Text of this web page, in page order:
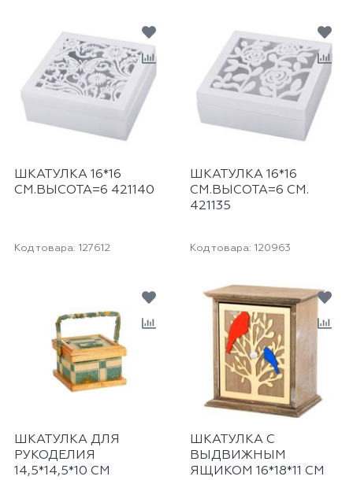
ШКАТУЛКА 16*16
СМ.ВЫСОТА=6 421140
ШКАТУЛКА 16*16
СМ.ВЫСОТА=6 СМ.
421135
Код товара: 127612
ШКАТУЛКА ДЛЯ
РУКОДЕЛИЯ
14,5*14,5*10 СМ
Код товара: 120963
ШКАТУЛКА С
ВЫДВИЖНЫМ
ЯЩИКОМ 16*18*11 СМ